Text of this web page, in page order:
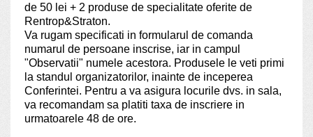
de 50 lei + 2 produse de specialitate oferite de
Rentrop&Straton.
Va rugam specificati in formularul de comanda
numarul de persoane inscrise, iar in campul
"Observatii" numele acestora. Produsele le veti primi
la standul organizatorilor, inainte de inceperea
Conferintei. Pentru a va asigura locurile dvs. in sala,
va recomandam sa platiti taxa de inscriere in
urmatoarele 48 de ore.